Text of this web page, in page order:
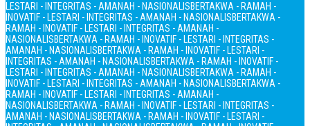
LESTARI - INTEGRITAS - AMANAH - NASIONALISBERTAKWA - RAMAH -
INOVATIF - LESTARI - INTEGRITAS - AMANAH - NASIONALISBERTAKWA -
RAMAH - INOVATIF - LESTARI - INTEGRITAS - AMANAH -
NASIONALISBERTAKWA - RAMAH - INOVATIF - LESTARI - INTEGRITAS -
AMANAH - NASIONALISBERTAKWA - RAMAH - INOVATIF - LESTARI -
INTEGRITAS - AMANAH - NASIONALISBERTAKWA - RAMAH - INOVATIF -
LESTARI - INTEGRITAS - AMANAH - NASIONALISBERTAKWA - RAMAH -
INOVATIF - LESTARI - INTEGRITAS - AMANAH - NASIONALISBERTAKWA -
RAMAH - INOVATIF - LESTARI - INTEGRITAS - AMANAH -
NASIONALISBERTAKWA - RAMAH - INOVATIF - LESTARI - INTEGRITAS -
AMANAH - NASIONALISBERTAKWA - RAMAH - INOVATIF - LESTARI -